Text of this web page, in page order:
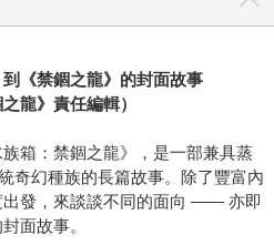
《禁錮之龍》的封面故事
龍》責任編輯）
箱：禁錮之龍》，是一部兼具蒸
奇幻種族的長篇故事。除了豐富內
出發，來談談不同的面向 ―― 亦即
面故事。